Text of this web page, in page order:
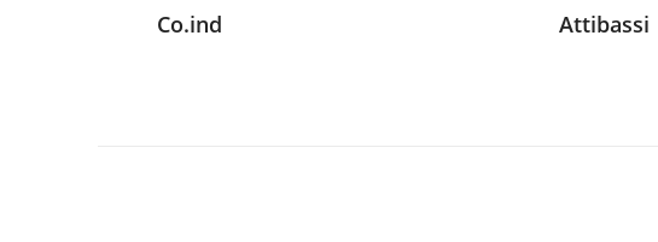
Co.ind Attibassi